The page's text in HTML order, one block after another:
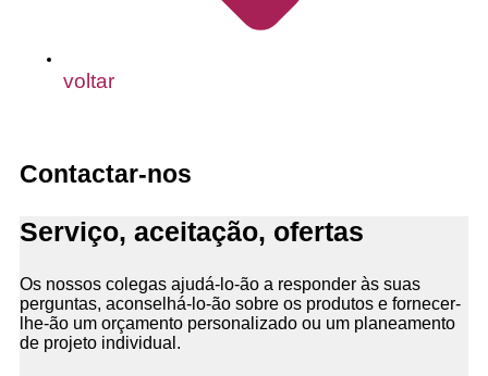
voltar
Contactar-nos
Serviço, aceitação, ofertas
Os nossos colegas ajudá-lo-ão a responder às suas
perguntas, aconselhá-lo-ão sobre os produtos e fornecer-
lhe-ão um orçamento personalizado ou um planeamento
de projeto individual.